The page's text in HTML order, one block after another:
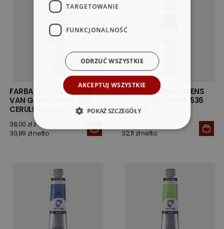
FARBA OLEJNA TALENS
VAN GOGH 200ML 535
CERULEAN BLUE PHTHALO
38,00 zł z VAT
30,89 zł netto
FARBA OLEJNA TALENS
VAN GOGH 200ML 536
VIOLET
32,11 zł netto
TARGETOWANIE
FUNKCJONALNOŚĆ
AKCEPTUJ WSZYSTKIE
ODRZUĆ WSZYSTKIE
POKAŻ SZCZEGÓŁY